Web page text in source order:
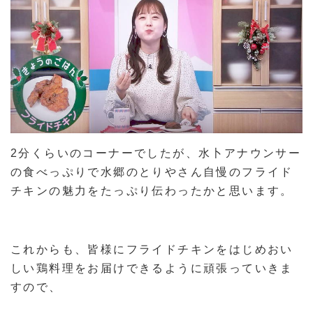
2分くらいのコーナーでしたが、水卜アナウンサー
の食べっぷりで水郷のとりやさん自慢のフライド
チキンの魅力をたっぷり伝わったかと思います。
これからも、皆様にフライドチキンをはじめおい
しい鶏料理をお届けできるように頑張っていきま
すので、